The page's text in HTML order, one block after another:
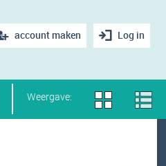
Log in
account maken
Weergave: